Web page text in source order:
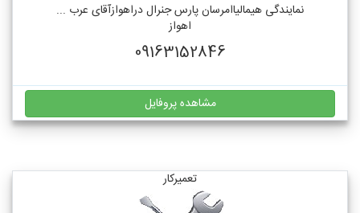
نمایندگی هیمالیاامرسان پارس جنرال دراهوازآقای عرب ...
اهواز
09163152846
مشاهده پروفایل
تعمیرکار